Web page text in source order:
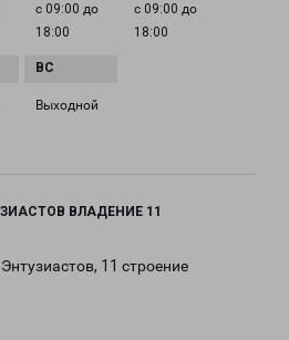
с 09:00 до
18:00
с 09:00 до
18:00
Выходной
ВЛАДЕНИЕ 11
11 строение